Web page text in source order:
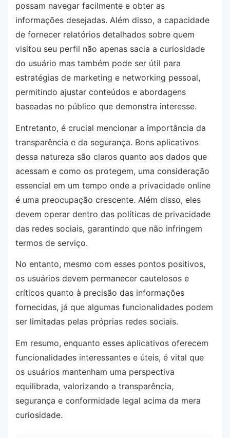
possam navegar facilmente e obter as
informações desejadas. Além disso, a capacidade
de fornecer relatórios detalhados sobre quem
visitou seu perfil não apenas sacia a curiosidade
do usuário mas também pode ser útil para
estratégias de marketing e networking pessoal,
permitindo ajustar conteúdos e abordagens
baseadas no público que demonstra interesse.
Entretanto, é crucial mencionar a importância da
transparência e da segurança. Bons aplicativos
dessa natureza são claros quanto aos dados que
acessam e como os protegem, uma consideração
essencial em um tempo onde a privacidade online
é uma preocupação crescente. Além disso, eles
devem operar dentro das políticas de privacidade
das redes sociais, garantindo que não infringem
termos de serviço.
No entanto, mesmo com esses pontos positivos,
os usuários devem permanecer cautelosos e
críticos quanto à precisão das informações
fornecidas, já que algumas funcionalidades podem
ser limitadas pelas próprias redes sociais.
Em resumo, enquanto esses aplicativos oferecem
funcionalidades interessantes e úteis, é vital que
os usuários mantenham uma perspectiva
equilibrada, valorizando a transparência,
segurança e conformidade legal acima da mera
curiosidade.